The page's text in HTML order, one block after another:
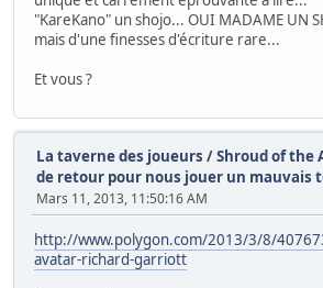
"KareKano" un shojo... OUI MADAME UN
mais d'une finesses d'écriture rare...
Et vous ?
La taverne des joueurs /Shroud of the
de retour pour nous jouer un mauvais
Mars 11, 2013, 11:50:16 AM
http://www.polygon.com/2013/3/8/
avatar-richard-garriott